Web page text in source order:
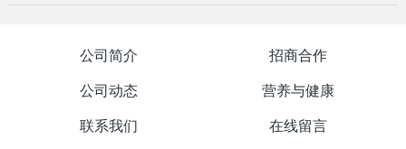
公司简介
招商合作
公司动态
营养与健康
联系我们
在线留言